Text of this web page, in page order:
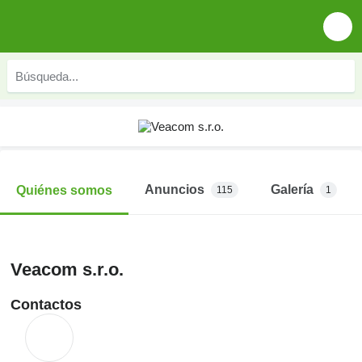
Quiénes somos Anuncios 115 Galería 1
Veacom s.r.o.
Contactos